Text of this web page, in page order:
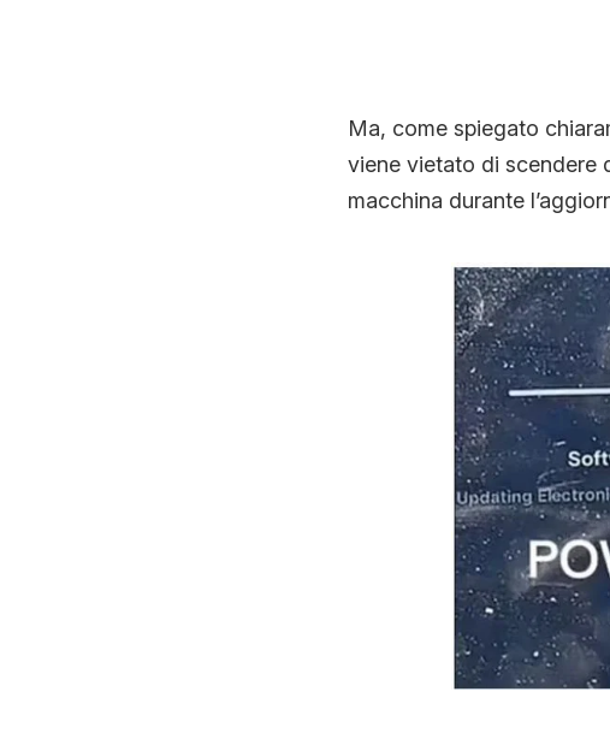
Ma, come spiegato
viene vietato di scendere
macchina durante